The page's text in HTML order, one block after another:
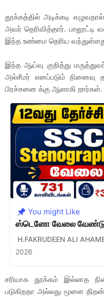
தூக்கத்தில் அடிக்கடி
அவர் தெரிவித்தார்.
இந்த உண்மை தெரிய
இந்த ஆய்வு குறித்து
அல்சீமர் எனப்படும் நினைவு
பிரச்சனை க்கு ஆளாகி றார்கள்.
You might Like
ஸ்டெனோ வேலை
H.FAKRUDEEN ALI
2026
சரியாக தூக்கம் இல்லாத
படுகிறதா அல்லது மூளை